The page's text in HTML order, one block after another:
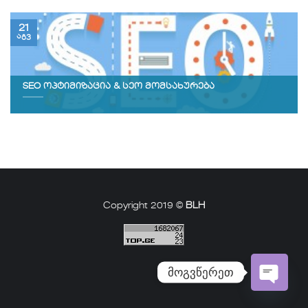
SEO ოპტიმიზაცია & სეო მომსახურება
21
აგვ
Copyright 2019 © BLH
მოგვწერეთ